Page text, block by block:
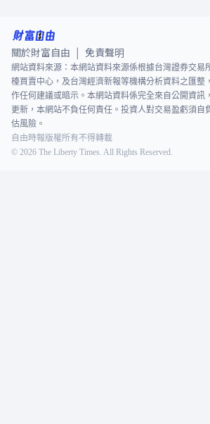
關於財富自由 免責聲明
網站資料來源：本網站資料來源係根據台灣證券交易
檯買賣中心，及台灣經濟新報等機構分析資料之匯整
作任何建議或暗示。本網站資料係完全來自公開資訊
更新，本網站不負任何責任。投資人對交易盈虧須自
估風險。
自由時報版權所有不得轉載
© 2026 The Liberty Times. All Rights Reserved.